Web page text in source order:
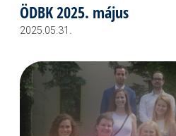
ÖDBK 2025. május
2025.05.31.